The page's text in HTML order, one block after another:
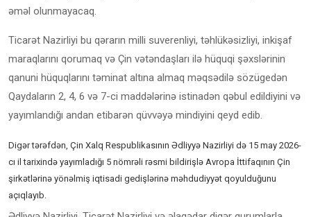
əməl olunmayacaq.
Ticarət Nazirliyi bu qərarın milli suverenliyi, təhlükəsizliyi, inkişaf
maraqlarını qorumaq və Çin vətəndaşları ilə hüquqi şəxslərinin
qanuni hüquqlarını təminat altına almaq məqsədilə sözügedən
Qaydaların 2, 4, 6 və 7-ci maddələrinə istinadən qəbul edildiyini və
yayımlandığı andan etibarən qüvvəyə mindiyini qeyd edib.
Digər tərəfdən, Çin Xalq Respublikasının Ədliyyə Nazirliyi də 15 may 2026-
cı il tarixində yayımladığı 5 nömrəli rəsmi bildirişlə Avropa İttifaqının Çin
şirkətlərinə yönəlmiş iqtisadi gedişlərinə məhdudiyyət qoyulduğunu
açıqlayıb.